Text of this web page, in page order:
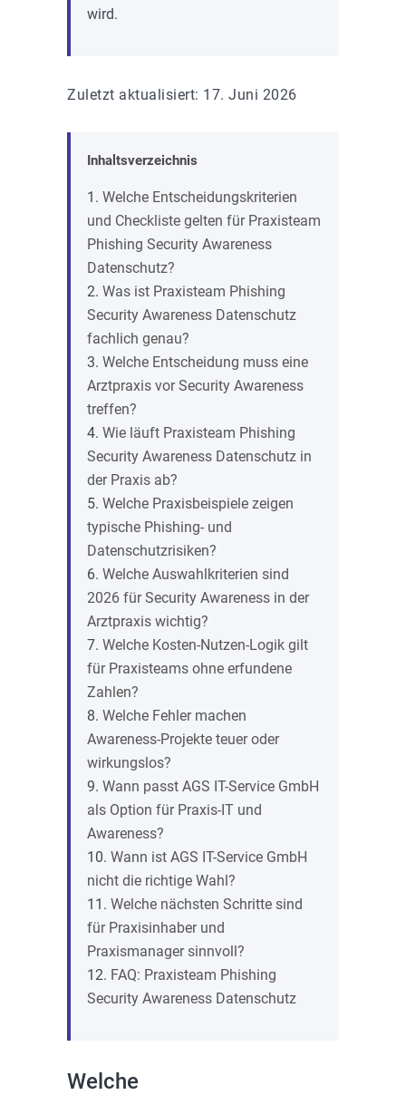
wird.
Zuletzt aktualisiert: 17. Juni 2026
Inhaltsverzeichnis
Welche Entscheidungskriterien
und Checkliste gelten für Praxisteam
Phishing Security Awareness
Datenschutz?
Was ist Praxisteam Phishing
Security Awareness Datenschutz
fachlich genau?
Welche Entscheidung muss eine
Arztpraxis vor Security Awareness
treffen?
Wie läuft Praxisteam Phishing
Security Awareness Datenschutz in
der Praxis ab?
Welche Praxisbeispiele zeigen
typische Phishing- und
Datenschutzrisiken?
Welche Auswahlkriterien sind
2026 für Security Awareness in der
Arztpraxis wichtig?
Welche Kosten-Nutzen-Logik gilt
für Praxisteams ohne erfundene
Zahlen?
Welche Fehler machen
Awareness-Projekte teuer oder
wirkungslos?
Wann passt AGS IT-Service GmbH
als Option für Praxis-IT und
Awareness?
Wann ist AGS IT-Service GmbH
nicht die richtige Wahl?
Welche nächsten Schritte sind
für Praxisinhaber und
Praxismanager sinnvoll?
FAQ: Praxisteam Phishing
Security Awareness Datenschutz
Welche